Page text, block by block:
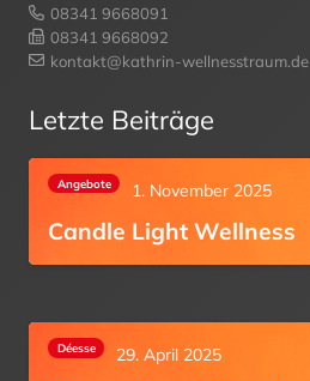
08341 9668091
08341 9668092
kontakt@kathrin-wellnesstraum.de
Letzte Beiträge
Angebote 1. November 2025
Candle Light Wellness
Déesse 29. April 2025